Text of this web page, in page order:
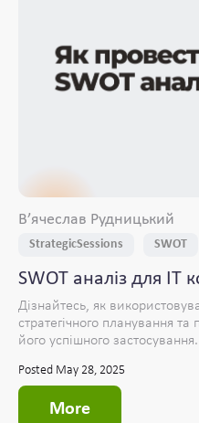
Вʼячеслав Рудницький
StrategicSessions SWOT
SWOT аналіз для IT
Дізнайтесь, як
стратегічного планування
його успішного застосування.
Posted May 28, 2025
More